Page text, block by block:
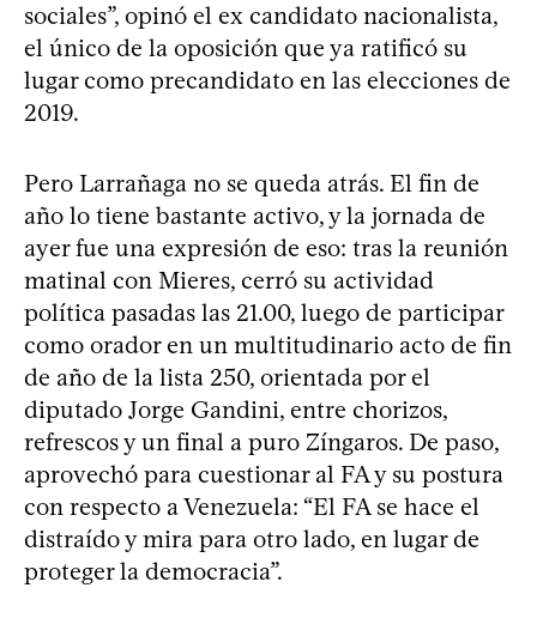
sociales”, opinó el ex candidato nacionalista,
el único de la oposición que ya ratificó su
lugar como precandidato en las elecciones de
2019.
Pero Larrañaga no se queda atrás. El fin de
año lo tiene bastante activo, y la jornada de
ayer fue una expresión de eso: tras la reunión
matinal con Mieres, cerró su actividad
política pasadas las 21.00, luego de participar
como orador en un multitudinario acto de fin
de año de la lista 250, orientada por el
diputado Jorge Gandini, entre chorizos,
refrescos y un final a puro Zíngaros. De paso,
aprovechó para cuestionar al FA y su postura
con respecto a Venezuela: “El FA se hace el
distraído y mira para otro lado, en lugar de
proteger la democracia”.